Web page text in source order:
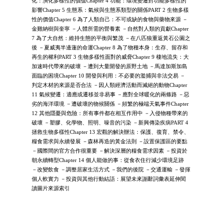
影響Chapter 5 生態系：氣候與生態系類型的關係PART 2 生物多樣
性的價值Chapter 6 為了人類自己：不可或缺的食物與藥物來源 －
金雞納樹與奎寧 －人體所需的營養素 －自然對人類的貢獻Chapter
7 為了大自然：維持生態的平衡與繁茂 －在八匹狼重返黃石公園之
後 －夏威夷半邊蓮的命運Chapter 8 為了物種本身：生存、留存和
再生的權利PART 3 生物多樣性面對的威脅Chapter 9 棲地流失：大
加速時代帶來的破壞 －遭到大量開發的原野土地 －馬達加斯加島
面臨的困境Chapter 10 開發與利用：不必要的濫捕與非法交易 －
判定木材的來源是否合法 －因人類經濟活動而滅絕的動物Chapter
11 氣候變遷：適應或遷移並非易事 －應對全球暖化的兩條路 －惡
劣的海洋環境 －遭破壞的物候關係 －頻繁的極端天氣事件Chapter
12 其他隱憂與危險：所有事件都在相互作用中 －入侵物種帶來的
破壞 －塑膠、化學物、照明、噪音的污染 －新興傳染疾病PART 4
拯救生物多樣性Chapter 13 宏觀的解決辦法：保護、復育、禁令、
糧食需求與永續發展 －森林再造的黃金法則 －設置保護區的要點
－國際間的官方合作很重要 －解決深層的糧食需求因素 －投資於
朝永續轉型Chapter 14 個人能做的事：從食衣住行減少環境足跡
－改變飲食 －調整居家生活方式 －我們的後院 －交通運輸 －發揮
個人軟實力 －投資與其他行動結語：展望未來謝辭詞彙表延伸閱
讀圖片來源索引